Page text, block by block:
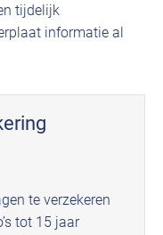
tijdelijk
informatie al
te verzekeren
tot 15 jaar